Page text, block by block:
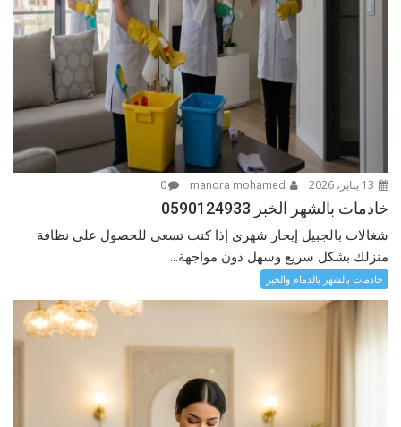
0
خادمات بالشهر الخبر 0590124933
شغالات بالجبيل إيجار شهرى إذا كنت تسعى للحصول على نظافة
منزلك بشكل سريع وسهل دون مواجهة...
خادمات بالشهر بالدمام والخبر